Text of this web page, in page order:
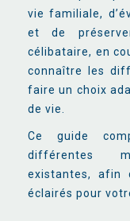
vie familiale,
et de
célibataire, en
connaître les
faire un choix
de vie.
Ce guide
différentes
existantes, afin
éclairés pour